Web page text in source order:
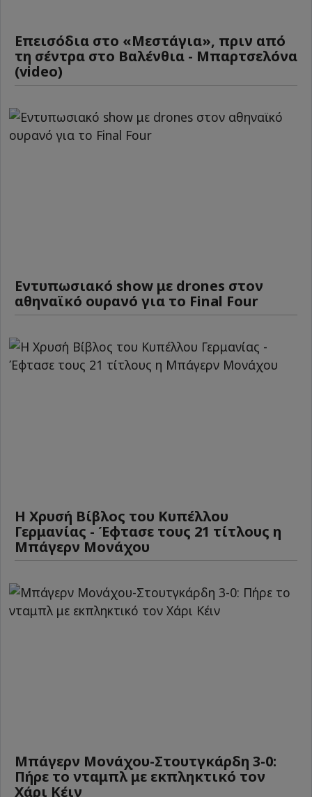
Επεισόδια στο «Μεστάγια», πριν από
τη σέντρα στο Βαλένθια - Μπαρτσελόνα
(video)
Εντυπωσιακό show με drones στον
αθηναϊκό ουρανό για το Final Four
Η Χρυσή Βίβλος του Κυπέλλου
Γερμανίας - Έφτασε τους 21 τίτλους η
Μπάγερν Μονάχου
Μπάγερν Μονάχου-Στουτγκάρδη 3-0:
Πήρε το νταμπλ με εκπληκτικό τον
Χάρι Κέιν